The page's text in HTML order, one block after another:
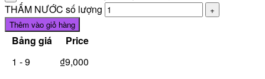
THẤM NƯỚC số lượng
Thêm vào giỏ hàng
Bảng giá
Price
1 - 9
₫9,000